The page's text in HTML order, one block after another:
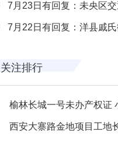
7月23日有回复：未央区交通
7月22日有回复：洋县戚氏
关注排行
榆林长城一号未办产权证 小
西安大寨路金地项目工地长